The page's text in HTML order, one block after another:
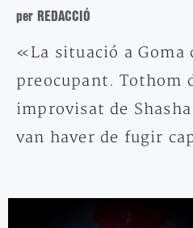
per REDACCIÓ
«La situació a Goma
preocupant. Tothom
improvisat de
van haver de fugir